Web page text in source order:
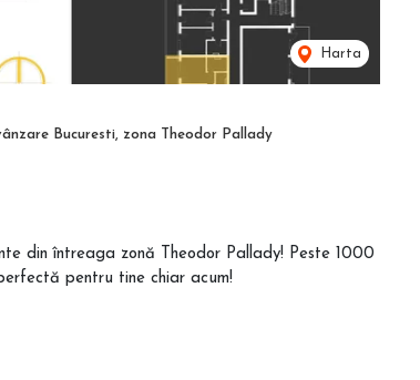
Harta
Bucuresti, zona Theodor Pallady
din întreaga zonă Theodor Pallady! Peste 1000
pentru tine chiar acum!